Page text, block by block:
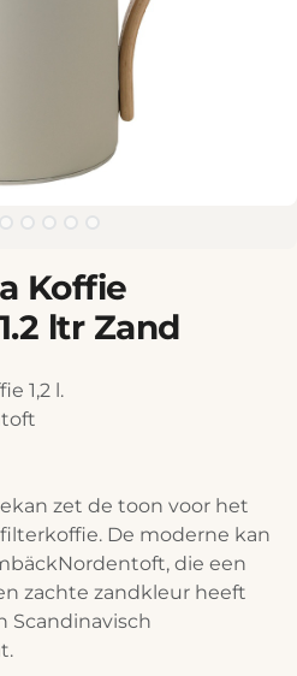
Koffie
ltr Zand
1,2 l.
zet de toon voor het
De moderne kan
die een
zachte zandkleur heeft
Scandinavisch